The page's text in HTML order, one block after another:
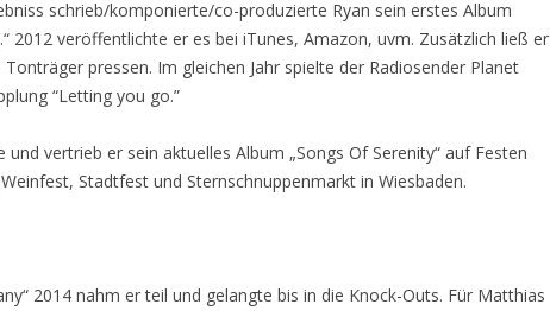
schrieb/komponierte/co-produzierte Ryan sein erstes Album
2012 veröffentlichte er es bei iTunes, Amazon, uvm. Zusätzlich ließ er
Tonträger pressen. Im gleichen Jahr spielte der Radiosender Planet
“Letting you go.”
vertrieb er sein aktuelles Album „Songs Of Serenity“ auf Festen
Stadtfest und Sternschnuppenmarkt in Wiesbaden.
2014 nahm er teil und gelangte bis in die Knock-Outs. Für Matthias